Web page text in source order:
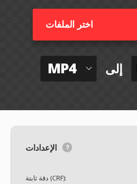
اختر الملفات
MP4 إلى
دقة ثابتة (CRF):